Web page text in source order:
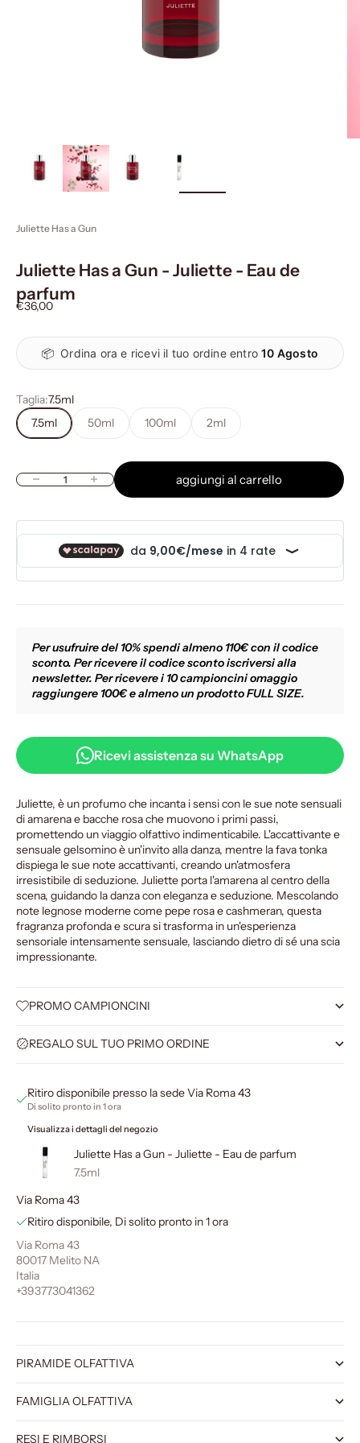
ingrandisci
immagine
Juliette Has a Gun
Juliette Has a Gun - Juliette - Eau de
parfum
Prezzo scontato
€36,00
📦 Ordina ora e ricevi il tuo ordine entro10 Agosto
Taglia:7.5ml
7.5ml
50ml 100ml 2ml
Diminuisci quantitàAumenta quantità aggiungi al carrello
Per usufruire del 10% spendi almeno 110€ con il codice
sconto. Per ricevere il codice sconto iscriversi alla
newsletter. Per ricevere i 10 campioncini omaggio
raggiungere 100€ e almeno un prodotto FULL SIZE.
Ricevi assistenza su WhatsApp
Juliette, è un profumo che incanta i sensi con le sue note sensuali
di amarena e bacche rosa che muovono i primi passi,
promettendo un viaggio olfattivo indimenticabile. L'accattivante e
sensuale gelsomino è un'invito alla danza, mentre la fava tonka
dispiega le sue note accattivanti, creando un'atmosfera
irresistibile di seduzione. Juliette porta l'amarena al centro della
scena, guidando la danza con eleganza e seduzione. Mescolando
note legnose moderne come pepe rosa e cashmeran, questa
fragranza profonda e scura si trasforma in un'esperienza
sensoriale intensamente sensuale, lasciando dietro di sé una scia
impressionante.
PROMO CAMPIONCINI
REGALO SUL TUO PRIMO ORDINE
Ritiro disponibile presso la sede Via Roma 43
Di solito pronto in 1 ora
Visualizza i dettagli del negozio
Juliette Has a Gun - Juliette - Eau de parfum
7.5ml
Via Roma 43
Ritiro disponibile, Di solito pronto in 1 ora
Via Roma 43
80017 Melito NA
Italia
+393773041362
PIRAMIDE OLFATTIVA
FAMIGLIA OLFATTIVA
RESI E RIMBORSI